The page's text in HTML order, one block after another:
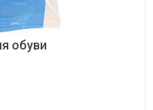
обуви